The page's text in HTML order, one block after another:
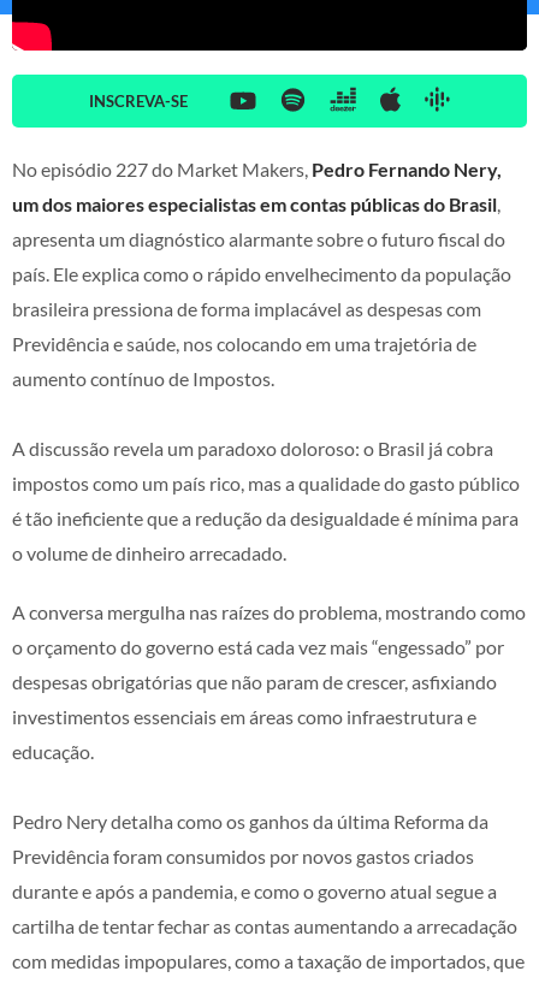
INSCREVA-SE
No episódio 227 do Market Makers, Pedro Fernando Nery,
um dos maiores especialistas em contas públicas do Brasil,
apresenta um diagnóstico alarmante sobre o futuro fiscal do
país. Ele explica como o rápido envelhecimento da população
brasileira pressiona de forma implacável as despesas com
Previdência e saúde, nos colocando em uma trajetória de
aumento contínuo de Impostos.
A discussão revela um paradoxo doloroso: o Brasil já cobra
impostos como um país rico, mas a qualidade do gasto público
é tão ineficiente que a redução da desigualdade é mínima para
o volume de dinheiro arrecadado.
A conversa mergulha nas raízes do problema, mostrando como
o orçamento do governo está cada vez mais “engessado” por
despesas obrigatórias que não param de crescer, asfixiando
investimentos essenciais em áreas como infraestrutura e
educação.
Pedro Nery detalha como os ganhos da última Reforma da
Previdência foram consumidos por novos gastos criados
durante e após a pandemia, e como o governo atual segue a
cartilha de tentar fechar as contas aumentando a arrecadação
com medidas impopulares, como a taxação de importados, que